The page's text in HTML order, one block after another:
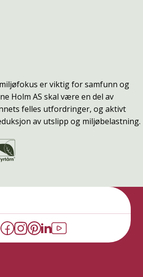
er viktig for samfunn og
Holm AS skal være en del av
felles utfordringer, og aktivt
av utslipp og miljøbelastning.